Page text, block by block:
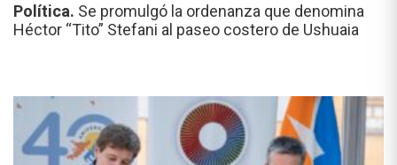
Política. Se promulgó la ordenanza que denomina
Héctor “Tito” Stefani al paseo costero de Ushuaia